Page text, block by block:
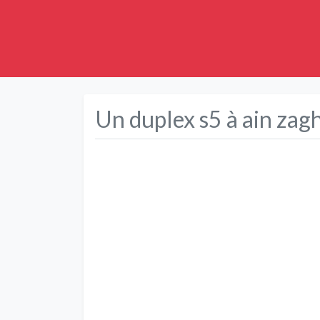
Un duplex s5 à ain